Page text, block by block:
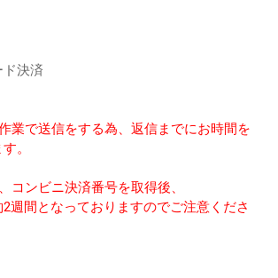
ド決済
業で送信をする為、返信までにお時間を
。
コンビニ決済番号を取得後、
週間となっておりますのでご注意くださ